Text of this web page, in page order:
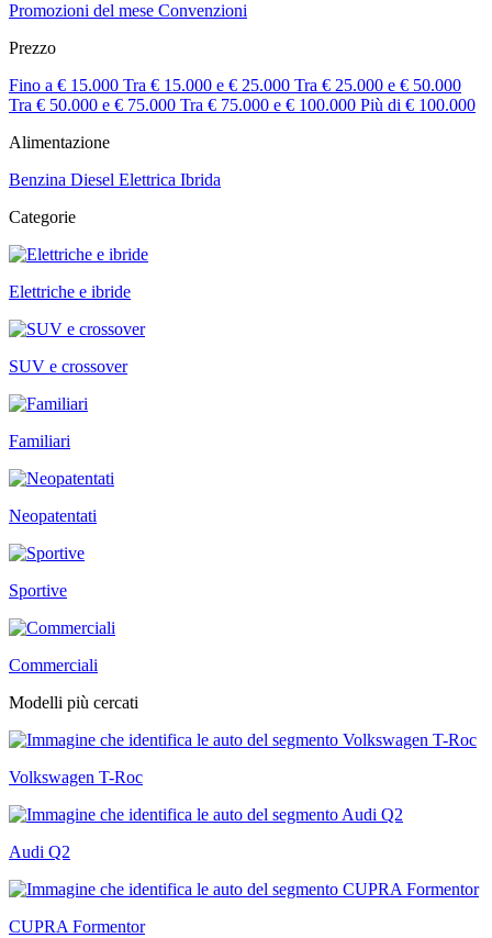
Promozioni del mese Convenzioni
Prezzo
Fino a € 15.000 Tra € 15.000 e € 25.000 Tra € 25.000 e € 50.000
Tra € 50.000 e € 75.000 Tra € 75.000 e € 100.000 Più di € 100.000
Alimentazione
Benzina Diesel Elettrica Ibrida
Categorie
Elettriche e ibride
SUV e crossover
Familiari
Neopatentati
Sportive
Commerciali
Modelli più cercati
Volkswagen T-Roc
Audi Q2
CUPRA Formentor